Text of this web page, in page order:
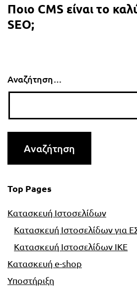
Ποιο CMS είναι το
SEO;
Αναζήτηση…
Top Pages
Κατασκευή Ιστοσελίδων
Κατασκευή Ιστοσελίδων για
Κατασκευή Ιστοσελίδων ΙΚΕ
Κατασκευή e-shop
Υποστήριξη